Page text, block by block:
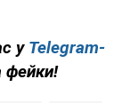
у Telegram-
фейки!